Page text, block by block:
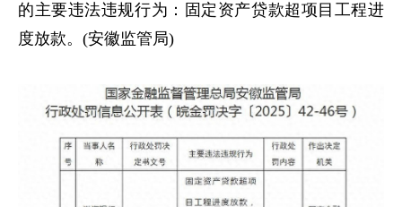
的主要违法违规行为：固定资产贷款超项目工程进
度放款。(安徽监管局)